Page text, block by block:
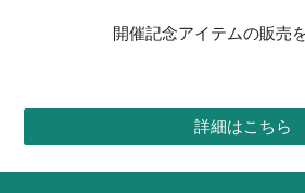
開催記念アイテムの販売
詳細はこちら